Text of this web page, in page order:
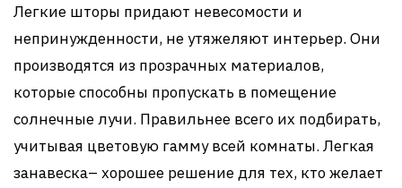
Легкие шторы придают невесомости и
непринужденности, не утяжеляют интерьер. Они
производятся из прозрачных материалов,
которые способны пропускать в помещение
солнечные лучи. Правильнее всего их подбирать,
учитывая цветовую гамму всей комнаты. Легкая
занавеска– хорошее решение для тех, кто желает